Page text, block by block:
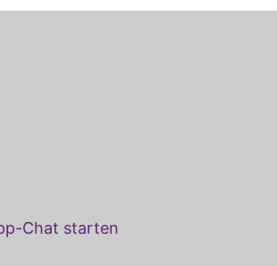
Chat starten